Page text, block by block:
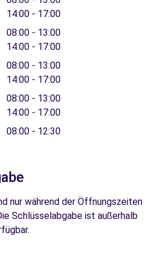
14:00 - 17:00
08:00 - 13:00
14:00 - 17:00
08:00 - 13:00
14:00 - 17:00
08:00 - 13:00
14:00 - 17:00
08:00 - 12:30
nur während der Öffnungszeiten
Schlüsselabgabe ist außerhalb